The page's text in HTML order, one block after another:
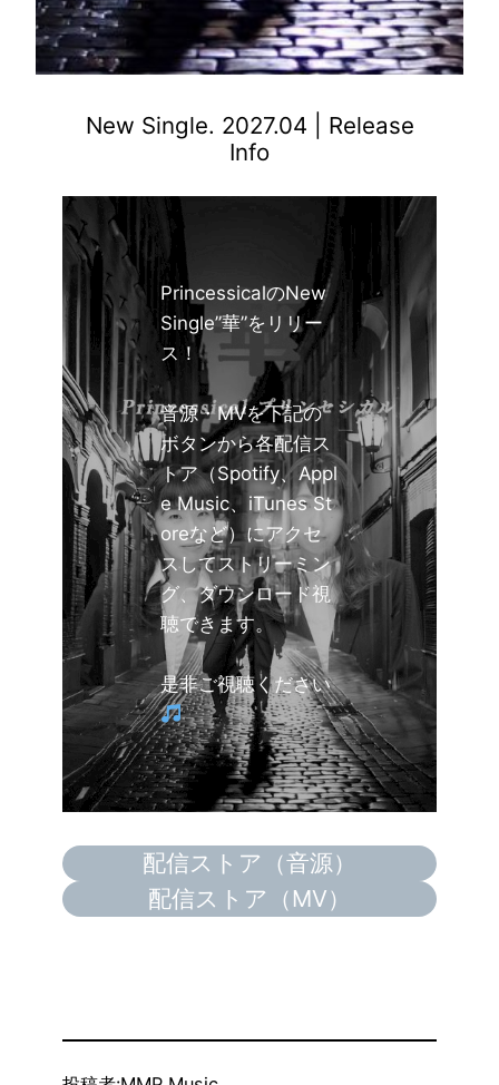
New Single. 2027.04 | Release
Info
PrincessicalのNew
Single”華”をリリー
ス！
音源・MVを下記の
ボタンから各配信ス
トア（Spotify、Appl
e Music、iTunes St
oreなど）にアクセ
スしてストリーミン
グ、ダウンロード視
聴できます。
是非ご視聴ください
配信ストア（音源）
配信ストア（MV）